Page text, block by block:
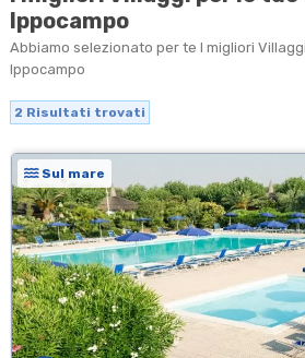
Ippocampo
Abbiamo selezionato per te I migliori
Ippocampo
2 Risultati trovati
Sul mare